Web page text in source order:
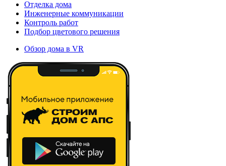
Отделка дома
Инженерные коммуникации
Контроль работ
Подбор цветового решения
Обзор дома в VR